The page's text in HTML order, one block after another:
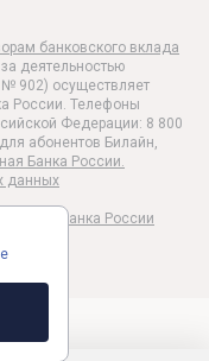
банковского вклада
деятельностью
№ 902) осуществляет
России. Телефоны
Федерации: 8 800
абонентов Билайн,
Банка России.
данных
Банка России